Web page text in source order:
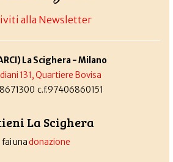
alla Newsletter
La Scighera - Milano
131, Quartiere Bovisa
c.f.97406860151
La Scighera
fai unadonazione